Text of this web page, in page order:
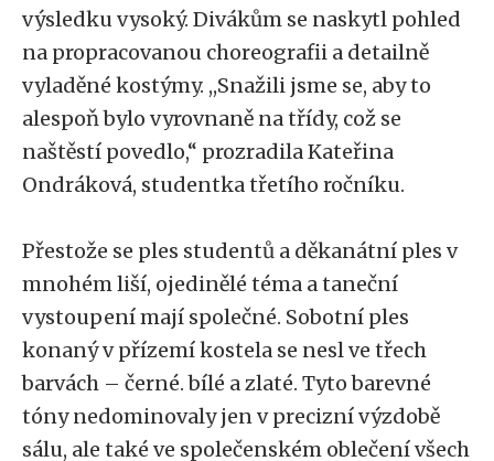
výsledku vysoký. Divákům se naskytl pohled
na propracovanou choreografii a detailně
vyladěné kostýmy. ,,Snažili jsme se, aby to
alespoň bylo vyrovnaně na třídy, což se
naštěstí povedlo,“ prozradila Kateřina
Ondráková, studentka třetího ročníku.
Přestože se ples studentů a děkanátní ples v
mnohém liší, ojedinělé téma a taneční
vystoupení mají společné. Sobotní ples
konaný v přízemí kostela se nesl ve třech
barvách – černé. bílé a zlaté. Tyto barevné
tóny nedominovaly jen v precizní výzdobě
sálu, ale také ve společenském oblečení všech